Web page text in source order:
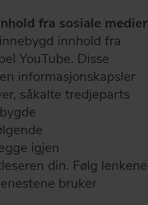
fra sosiale medier
innhold fra
YouTube. Disse
informasjonskapsler
såkalte tredjeparts
igjen
din. Følg lenkene
bruker